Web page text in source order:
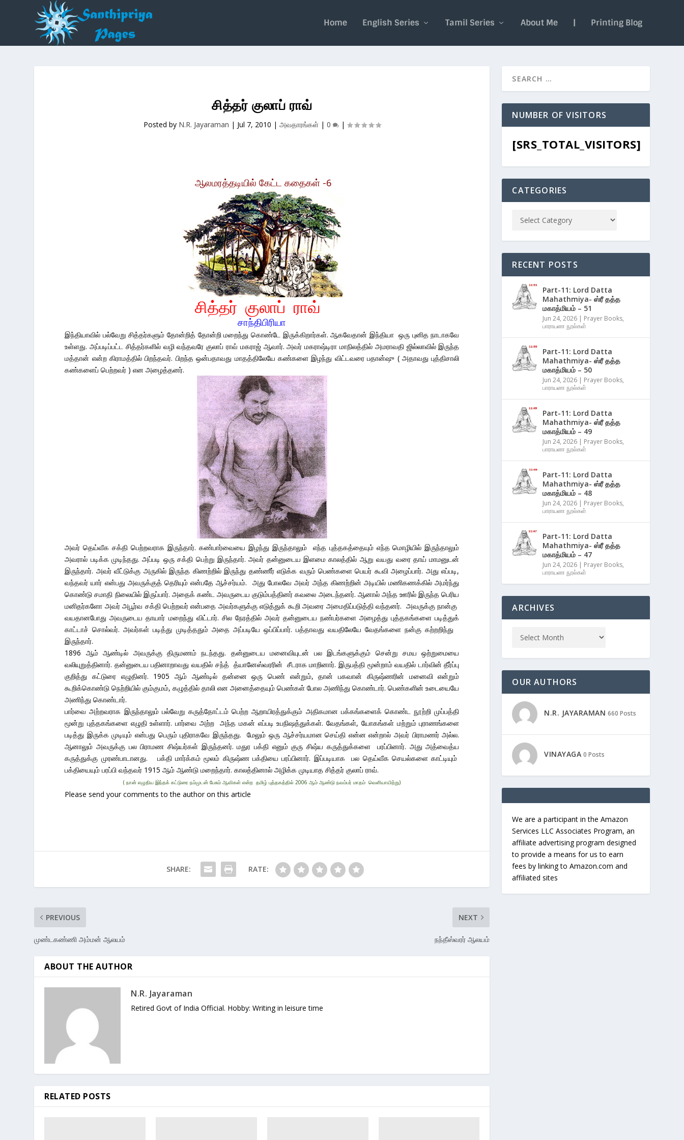
Home English Series Tamil Series About Me | Printing Blog
சித்தர் குலாப் ராவ்
Posted by N.R. Jayaraman | Jul 7, 2010 | அவதாரங்கள்| 0 |
ஆலமரத்தடியில் கேட்ட கதைகள் -6
சித்தர் குலாப் ராவ்
சாந்திபிரியா
இந்தியாவில் பல்வேறு சித்தர்களும் தோன்றித் தோன்றி மறைந்து கொண்டே இருக்கிறார்கள். ஆகவேதான் இந்தியா ஒரு புனித நாடாகவே
உள்ளது. அப்படிப்பட்ட சித்தர்களில் வழி வந்தவரே குலாப் ராவ் மகராஜ் ஆவார். அவர் மகராஷ்டிரா மாநிலத்தில் அமராவதி ஜில்லாவில் இருந்த
மத்தான் என்ற கிராமத்தில் பிறந்தவர். பிறந்த ஒன்பதாவது மாதத்திலேயே கண்களை இழந்து விட்டவரை பதான்ஷு ( அதாவது புத்திசாலி
கண்களைப் பெற்றவர் ) என அழைத்தனர்.
அவர் தெய்வீக சக்தி பெற்றவராக இருந்தார். கண்பார்வையை இழந்து இருந்தாலும் எந்த புத்தகத்தையும் எந்த மொழியில் இருந்தாலும்
அவரால் படிக்க முடிந்தது. அப்படி ஒரு சக்தி பெற்று இருந்தார். அவர் தன்னுடைய இளமை காலத்தில் ஆறு வயது வரை தாய் மாமனுடன்
இருந்தார். அவர் வீட்டுக்கு அருகில் இருந்த கிணற்றில் இருந்து தண்ணீர் எடுக்க வரும் பெண்களை பெயர் கூவி அழைப்பார். அது எப்படி,
வந்தவர் யார் என்பது அவருக்குத் தெரியும் என்பதே ஆச்சர்யம். அது போலவே அவர் அந்த கிணற்றின் அடியில் மணிகணக்கில் அமர்ந்து
கொண்டு சமாதி நிலையில் இருப்பார். அதைக் கண்ட அவருடைய குடும்பத்தினர் கவலை அடைந்தனர். ஆனால் அந்த ஊரில் இருந்த பெரிய
மனிதர்களோ அவர் அபூர்வ சக்தி பெற்றவர் என்பதை அவர்களுக்கு எடுத்துக் கூறி அவரை அமைதிப்படுத்தி வந்தனர். அவருக்கு நான்கு
வயதானபோது அவருடைய தாயார் மறைந்து விட்டார். சில நேரத்தில் அவர் தன்னுடைய நண்பர்களை அழைத்து புத்தகங்களை படித்துக்
காட்டாச் சொல்வர். அவர்கள் படித்து முடித்ததும் அதை அப்படியே ஒப்பிப்பார். பத்தாவது வயதிலேயே வேதங்களை நன்கு கற்றறிந்து
இருந்தார்.
1896 ஆம் ஆண்டில் அவருக்கு திருமணம் நடந்தது. தன்னுடைய மனைவியுடன் பல இடங்களுக்கும் சென்று சமய ஒற்றுமையை
வலியுறுத்தினார். தன்னுடைய பதினாறாவது வயதில் சந்த் த்யானேஸ்வரரின் சீடராக மாறினார். இருபத்தி மூன்றாம் வயதில் டார்வின் தீர்ப்பு
குறித்து கட்டுரை எழுதினர். 1905 ஆம் ஆண்டில் தன்னை ஒரு பெண் என்றும், தான் பகவான் கிருஷ்ணரின் மனைவி என்றும்
கூறிக்கொண்டு நெற்றியில் கும்குமம், கழுத்தில் தாலி என அனைத்தையும் பெண்கள் போல அணிந்து கொண்டார். பெண்களின் உடையையே
அணிந்து கொண்டார்.
பார்வை அற்றவராக இருந்தாலும் பல்வேறு கருத்தோட்டம் பெற்ற ஆறாயிரத்துக்கும் அதிகமான பக்கங்களைக் கொண்ட நூற்றி முப்பத்தி
மூன்று புத்தகங்களை எழுதி உள்ளார். பார்வை அற்ற அந்த மகன் எப்படி உபநிஷத்துக்கள். வேதங்கள், யோகங்கள் மற்றும் புராணங்களை
படித்து இருக்க முடியும் என்பது பெரும் புதிராகவே இருந்தது. மேலும் ஒரு ஆச்சர்யமான செய்தி என்ன என்றால் அவர் பிராமணர் அல்ல.
ஆனாலும் அவருக்கு பல பிராமண சிஷ்யர்கள் இருந்தனர். மதுர பக்தி எனும் குரு சிஷ்ய கருத்துக்களை பரப்பினார். அது அத்வைத்ய
கருத்துக்கு முரண்பாடானது. பக்தி மார்க்கம் மூலம் கிருஷ்ண பக்தியை பரப்பினார். இப்படியாக பல தெய்வீக செயல்களை காட்டியும்
பக்தியையும் பரப்பி வந்தவர் 1915 ஆம் ஆண்டு மறைந்தார். காலத்தினால் அழிக்க முடியாத சித்தர் குலாப் ராவ்.
( நான் எழுதிய இந்தக் கட்டுரை நம்முடன் பேசும் ஆவிகள் என்ற தமிழ் புத்தகத்தில் 2006 ஆம் ஆண்டு நவம்பர் மாதம் வெளியாயிற்று)
Please send your comments to the author on this article
SHARE: RATE:
PREVIOUS
முண்டகண்ணி அம்மன் ஆலயம்
NEXT
நந்தீஸ்வரர் ஆலயம்
ABOUT THE AUTHOR
N.R. Jayaraman
Retired Govt of India Official. Hobby: Writing in leisure time
RELATED POSTS
NUMBER OF VISITORS
[SRS_TOTAL_VISITORS]
CATEGORIES
RECENT POSTS
Part-11: Lord Datta
Mahathmiya- ஸ்ரீ தத்த
மகாத்மியம் – 51
Jun 24, 2026 | Prayer Books,
பாராயண நூல்கள்
Part-11: Lord Datta
Mahathmiya- ஸ்ரீ தத்த
மகாத்மியம் – 50
Jun 24, 2026 | Prayer Books,
பாராயண நூல்கள்
Part-11: Lord Datta
Mahathmiya- ஸ்ரீ தத்த
மகாத்மியம் – 49
Jun 24, 2026 | Prayer Books,
பாராயண நூல்கள்
Part-11: Lord Datta
Mahathmiya- ஸ்ரீ தத்த
மகாத்மியம் – 48
Jun 24, 2026 | Prayer Books,
பாராயண நூல்கள்
Part-11: Lord Datta
Mahathmiya- ஸ்ரீ தத்த
மகாத்மியம் – 47
Jun 24, 2026 | Prayer Books,
பாராயண நூல்கள்
ARCHIVES
OUR AUTHORS
N.R. JAYARAMAN 660 Posts
VINAYAGA 0 Posts
We are a participant in the Amazon
Services LLC Associates Program, an
affiliate advertising program designed
to provide a means for us to earn
fees by linking to Amazon.com and
affiliated sites